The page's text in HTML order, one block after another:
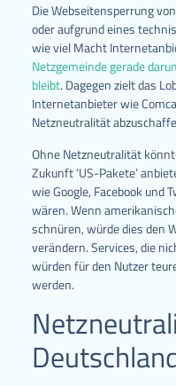
Die Webseitensperrung
oder aufgrund eines
wie viel Macht
Netzgemeinde gerade
bleibt. Dagegen zielt das
Internetanbieter wie
Netzneutralität
Ohne Netzneutralität
Zukunft ‘US-Pakete’
wie Google, Facebook
wären. Wenn
schnüren, würde dies den
verändern. Services, die
würden für den Nutzer
werden.